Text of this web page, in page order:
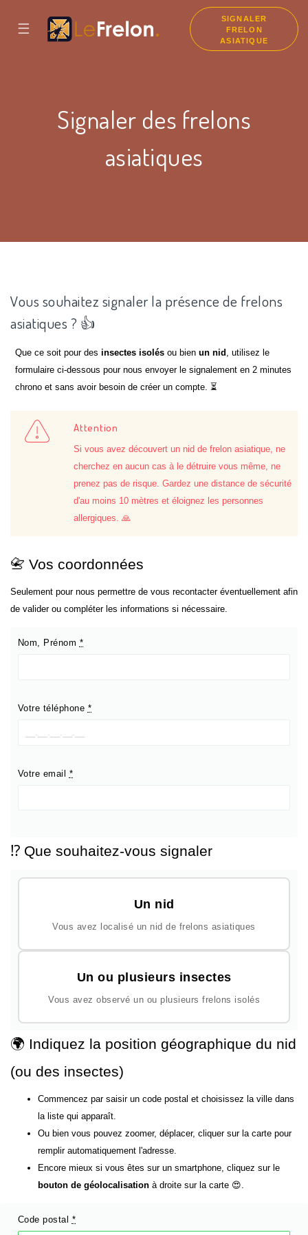
☰
SIGNALER
FRELON
ASIATIQUE
Signaler des frelons
asiatiques
Vous souhaitez signaler la présence de frelons
asiatiques ? 👍
Que ce soit pour desinsectes isolés ou bienun nid , utilisez le
formulaire ci-dessous pour nous envoyer le signalement en 2 minutes
chrono et sans avoir besoin de créer un compte. ⏳
Attention
Si vous avez découvert un nid de frelon asiatique, ne
cherchez en aucun cas à le détruire vous même, ne
prenez pas de risque. Gardez une distance de sécurité
d'au moins 10 mètres et éloignez les personnes
allergiques. 🙏
📇 Vos coordonnées
Seulement pour nous permettre de vous recontacter éventuellement afin
de valider ou compléter les informations si nécessaire.
Nom, Prénom *
Votre téléphone *
Votre email *
⁉️ Que souhaitez-vous signaler
Un nid
Vous avez localisé un nid de frelons asiatiques
Un ou plusieurs insectes
Vous avez observé un ou plusieurs frelons isolés
🌍 Indiquez la position géographique du nid
(ou des insectes)
Commencez par saisir un code postal et choisissez la ville dans
la liste qui apparaît.
Ou bien vous pouvez zoomer, déplacer, cliquer sur la carte pour
remplir automatiquement l'adresse.
Encore mieux si vous êtes sur un smartphone, cliquez sur le
bouton de géolocalisation à droite sur la carte 😍.
Code postal *